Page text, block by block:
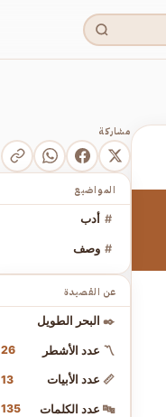
مشاركة
المواضيع
# أدب
# وصف
عن القصيدة
✒️ البحر الطويل
〽️ عدد الأشطر 26
📏 عدد الأبيات 13
🔤 عدد الكلمات 135